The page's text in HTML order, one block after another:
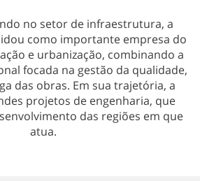
no setor de infraestrutura, a
como importante empresa do
e urbanização, combinando a
focada na gestão da qualidade,
das obras. Em sua trajetória, a
projetos de engenharia, que
das regiões em que
atua.